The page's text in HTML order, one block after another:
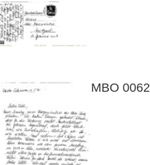
MBO 0062